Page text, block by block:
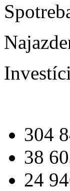
304
38
24